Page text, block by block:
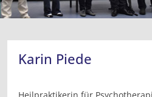
Karin Piede